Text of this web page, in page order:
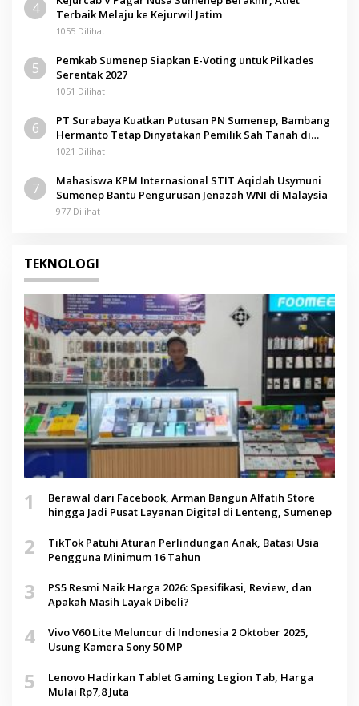
4
Terbaik Melaju ke Kejurwil Jatim
1055 Dilihat
5
Pemkab Sumenep Siapkan E-Voting untuk Pilkades
Serentak 2027
1051 Dilihat
6
PT Surabaya Kuatkan Putusan PN Sumenep, Bambang
Hermanto Tetap Dinyatakan Pemilik Sah Tanah di
Pamolokan
1021 Dilihat
7
Mahasiswa KPM Internasional STIT Aqidah Usymuni
Sumenep Bantu Pengurusan Jenazah WNI di Malaysia
977 Dilihat
TEKNOLOGI
1
Berawal dari Facebook, Arman Bangun Alfatih Store
hingga Jadi Pusat Layanan Digital di Lenteng, Sumenep
2
TikTok Patuhi Aturan Perlindungan Anak, Batasi Usia
Pengguna Minimum 16 Tahun
3
PS5 Resmi Naik Harga 2026: Spesifikasi, Review, dan
Apakah Masih Layak Dibeli?
4
Vivo V60 Lite Meluncur di Indonesia 2 Oktober 2025,
Usung Kamera Sony 50 MP
5
Lenovo Hadirkan Tablet Gaming Legion Tab, Harga
Mulai Rp7,8 Juta